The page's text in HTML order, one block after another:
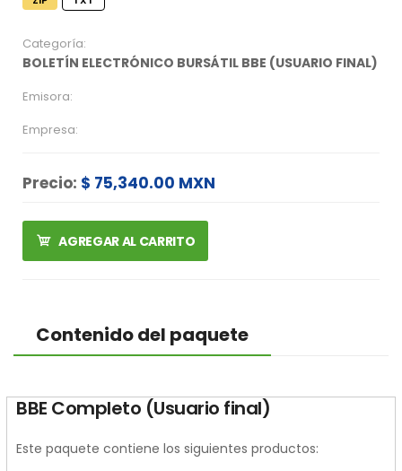
Categoría:
BOLETÍN ELECTRÓNICO BURSÁTIL BBE (USUARIO FINAL)
Emisora:
Empresa:
Precio: $ 75,340.00 MXN
AGREGAR AL CARRITO
Contenido del paquete
BBE Completo (Usuario final)
Este paquete contiene los siguientes productos: